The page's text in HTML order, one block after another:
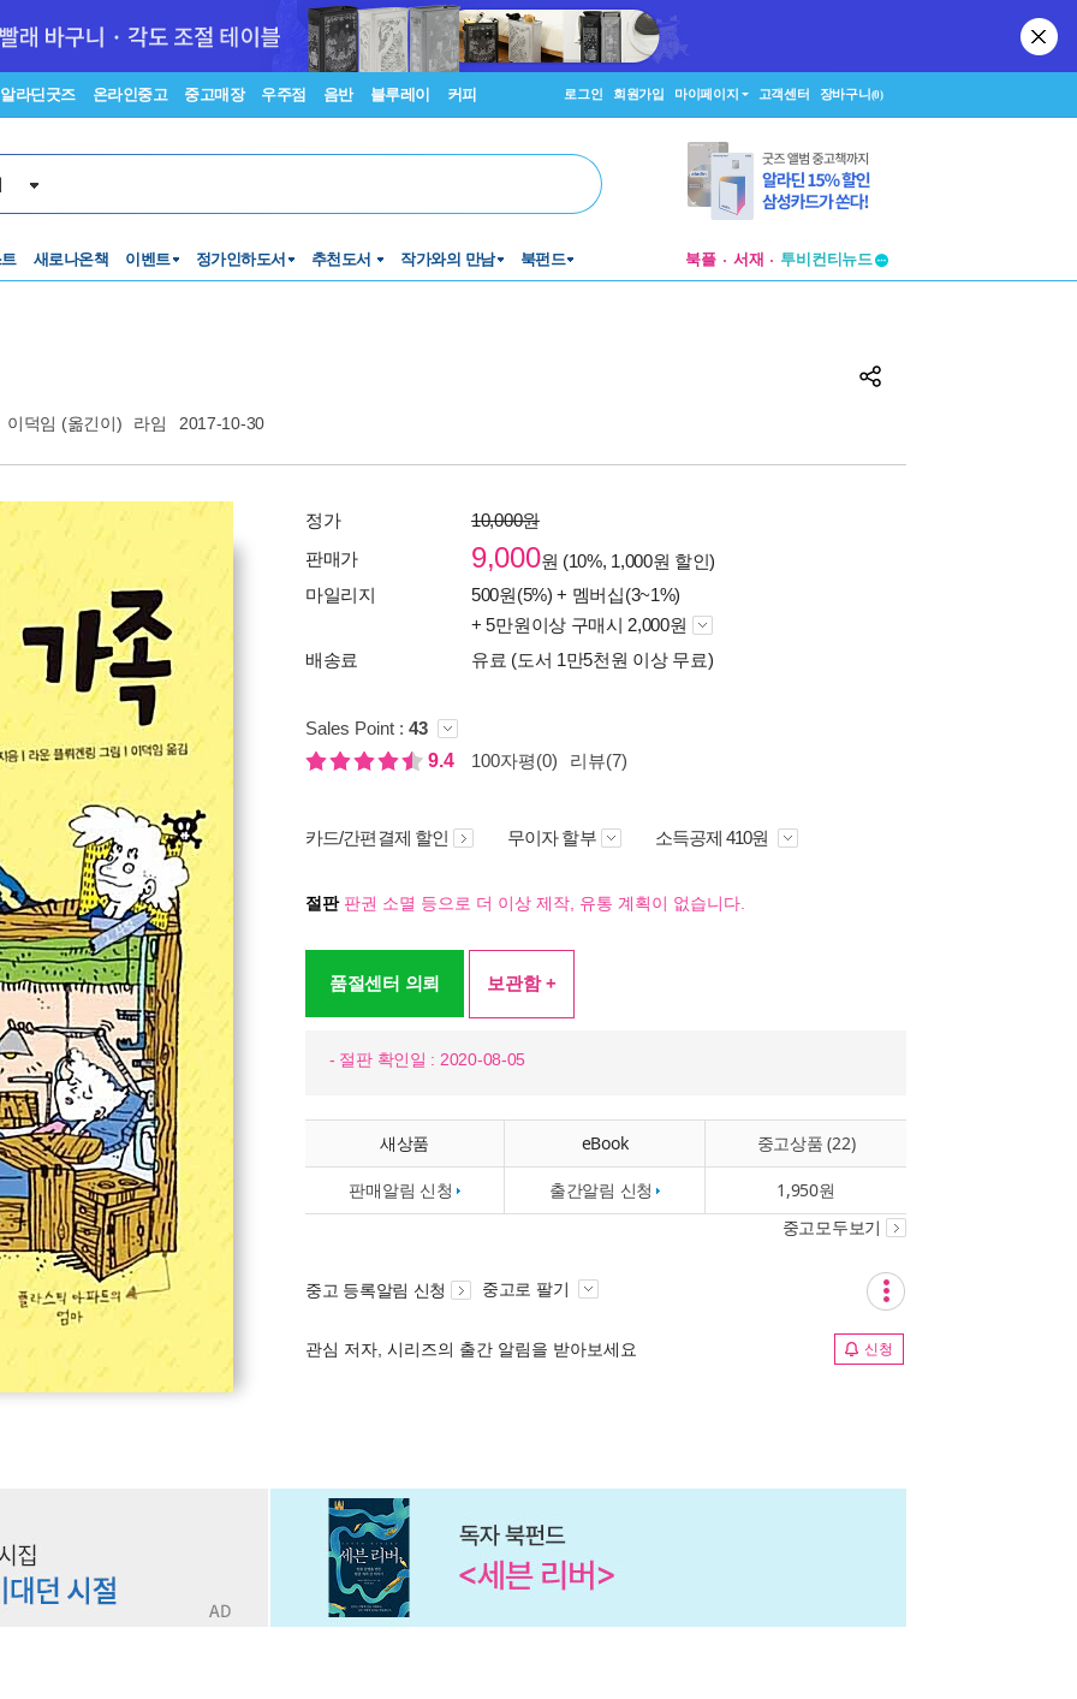
알라딘굿즈 온라인중고 중고매장 우주점 음반 블루레이 커피 로그인 회원가입 마이페이지 고객센터 장바구니(0)
새로나온책 이벤트 정가인하도서 추천도서 작가와의 만남 북펀드 북플 서재
투비컨티뉴드
이덕임 (옮긴이) 라임 2017-10-30
정가
10,000원
판매가
9,000원 (10%, 1,000원 할인)
마일리지
500원(5%) + 멤버십(3~1%)
+ 5만원이상 구매시 2,000원
배송료
유료 (도서 1만5천원 이상 무료)
Sales Point : 43
9.4
100자평(0) 리뷰(7)
카드/간편결제 할인 무이자 할부 소득공제 410원
절판판권 소멸 등으로 더 이상 제작, 유통 계획이 없습니다.
품절센터 의뢰 보관함 +
- 절판 확인일 : 2020-08-05
새상품 eBook 중고상품 (22)
판매알림 신청 출간알림 신청 1,950원
중고모두보기
중고 등록알림 신청 중고로 팔기
관심 저자, 시리즈의 출간 알림을 받아보세요 신청